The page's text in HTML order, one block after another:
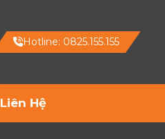
Hotline: 0825.155.155
Liên Hệ